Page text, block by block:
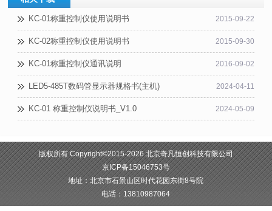
2015-09-22
KC-01称重控制仪使用说明书
2015-09-30
KC-02称重控制仪使用说明书
2016-09-02
KC-01称重控制仪通讯说明
2024-04-11
LED5-485T数码管显示器规格书(主机)
2024-05-09
KC-01 称重控制仪说明书_V1.0
版权所有 Copyright©2015-2026 北京奇凡恒创科技有限公司
京ICP备15046753号
地址：北京市石景山区时代花园东街8号院
电话：13810987064